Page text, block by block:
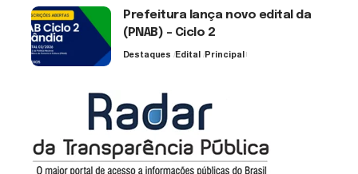
Prefeitura lança novo edital da
(PNAB) – Ciclo 2
Destaques Edital Principal